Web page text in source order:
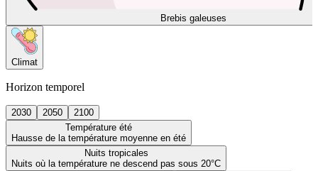
Brebis galeuses
Climat
Horizon temporel
2030 2050
2100
Température été
Hausse de la température moyenne en été
Nuits tropicales
Nuits où la température ne descend pas sous 20°C